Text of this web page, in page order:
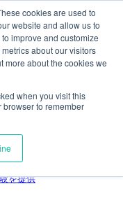
cookies are used to
website and allow us to
improve and customize
about our visitors
more about the cookies we
when you visit this
to remember
リッドなエージェントAIで
ルアップ
ゆる移動においてクラス最
を提供